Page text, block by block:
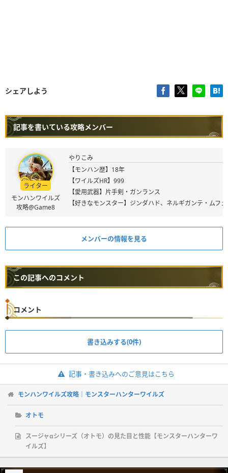
シェアしよう
記事を書いている攻略メンバー
ライター
モンハンワイルズ
攻略@Game8
やりこみ
【モンハン歴】18年
【ワイルズHR】999
【愛用武器】片手剣・ガンランス
【好きなモンスター】ジンダハド、ネルギガンテ・ムフ
メンバーの情報を見る
この記事へのコメント
コメント
書き込みする(0件)
記事・書き込みへのご意見はこちら
モンハンワイルズ攻略｜モンスターハンターワイルズ
オトモ
スージャαシリーズ（オトモ）の見た目と性能【モンスターハンターワ
イルズ】